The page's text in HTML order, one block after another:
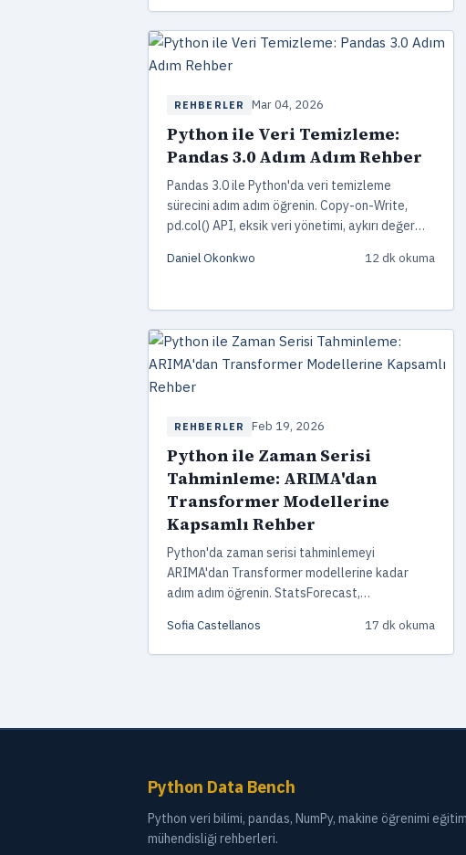
REHBERLER Mar 04, 2026
Python ile Veri Temizleme:
Pandas 3.0 Adım Adım Rehber
Pandas 3.0 ile Python'da veri temizleme
sürecini adım adım öğrenin. Copy-on-Write,
pd.col() API, eksik veri yönetimi, aykırı değer
üretime hazır temizleme pipeline'ları oluşturun.
Daniel Okonkwo 12 dk okuma
REHBERLER Feb 19, 2026
Python ile Zaman Serisi
Tahminleme: ARIMA'dan
Transformer Modellerine
Kapsamlı Rehber
Python'da zaman serisi tahminlemeyi
ARIMA'dan Transformer modellerine kadar
adım adım öğrenin. StatsForecast,
pratik kod örnekleri içeren kapsamlı rehber.
Sofia Castellanos 17 dk okuma
Python Data Bench
Python veri bilimi, pandas, NumPy, makine öğrenimi
mühendisliği rehberleri.